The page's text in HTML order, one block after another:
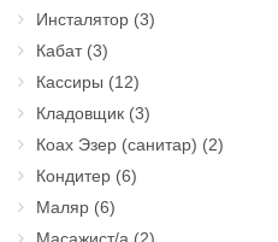
Инсталятор (3)
Кабат(3)
Кассиры (12)
Кладовщик (3)
Коах Эзер (санитар) (2)
Кондитер (6)
Маляр (6)